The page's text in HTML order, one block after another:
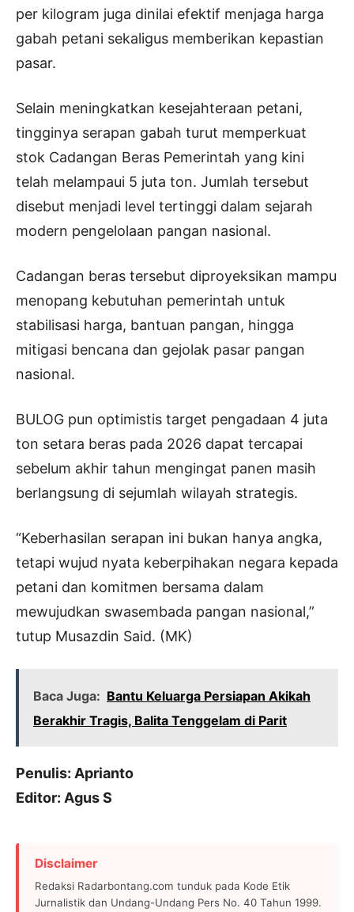
per kilogram juga dinilai efektif menjaga harga
gabah petani sekaligus memberikan kepastian
pasar.
Selain meningkatkan kesejahteraan petani,
tingginya serapan gabah turut memperkuat
stok Cadangan Beras Pemerintah yang kini
telah melampaui 5 juta ton. Jumlah tersebut
disebut menjadi level tertinggi dalam sejarah
modern pengelolaan pangan nasional.
Cadangan beras tersebut diproyeksikan mampu
menopang kebutuhan pemerintah untuk
stabilisasi harga, bantuan pangan, hingga
mitigasi bencana dan gejolak pasar pangan
nasional.
BULOG pun optimistis target pengadaan 4 juta
ton setara beras pada 2026 dapat tercapai
sebelum akhir tahun mengingat panen masih
berlangsung di sejumlah wilayah strategis.
“Keberhasilan serapan ini bukan hanya angka,
tetapi wujud nyata keberpihakan negara kepada
petani dan komitmen bersama dalam
mewujudkan swasembada pangan nasional,”
tutup Musazdin Said. (MK)
Baca Juga: Bantu Keluarga Persiapan Akikah
Berakhir Tragis, Balita Tenggelam di Parit
Penulis: Aprianto
Editor: Agus S
Disclaimer
Redaksi Radarbontang.com tunduk pada Kode Etik
Jurnalistik dan Undang-Undang Pers No. 40 Tahun 1999.